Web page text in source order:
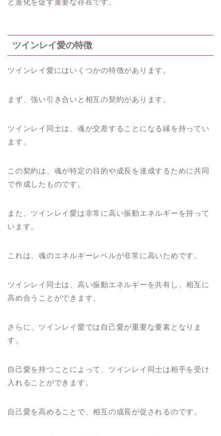
と進化を促す重要な存在です。
ツインレイ愛の特徴
ツインレイ愛にはいくつかの特徴があります。
まず、強い引き合いと相互の契約があります。
ツインレイ同士は、魂が交差することになる縁を持ってい
ます。
この契約は、魂が特定の目的や成長を達成するために共同
で作成したものです。
また、ツインレイ愛は非常に高い振動エネルギーを持って
います。
これは、魂のエネルギーレベルが非常に高いためです。
ツインレイ同士は、高い振動エネルギーを共有し、相互に
高め合うことができます。
さらに、ツインレイ愛では自己愛が重要な要素となりま
す。
自己愛を持つことによって、ツインレイ同士は相手を受け
入れることができます。
自己愛を高めることで、相互の成長が促されるのです。